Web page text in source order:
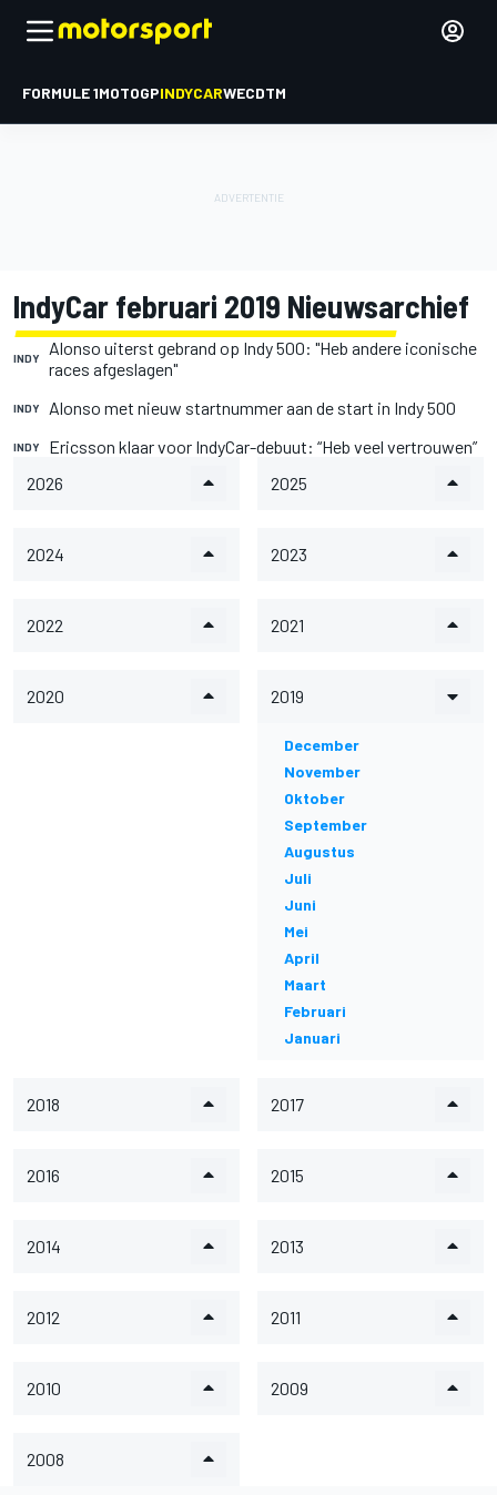
FORMULE 1MOTOGPINDYCARWECDTM
IndyCar februari 2019 Nieuwsarchief
INDY
Alonso uiterst gebrand op Indy 500: "Heb andere iconische
races afgeslagen"
INDY Alonso met nieuw startnummer aan de start in Indy 500
INDY
Ericsson klaar voor IndyCar-debuut: “Heb veel vertrouwen”
2026
2025
2024 2023
2022 2021
2020 2019
December
November
Oktober
September
Augustus
Juli
Juni
Mei
April
Maart
Februari
Januari
2018 2017
2016 2015
2014 2013
2012 2011
2010 2009
2008